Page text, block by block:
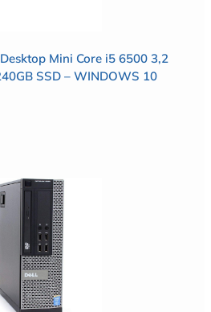
Mini Core i5 6500 3,2
SSD – WINDOWS 10